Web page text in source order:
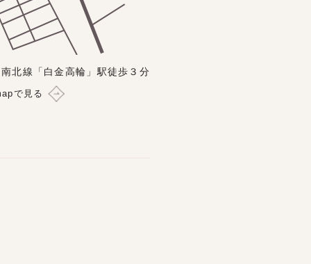
北線「白金高輪」駅徒歩３分
で見る